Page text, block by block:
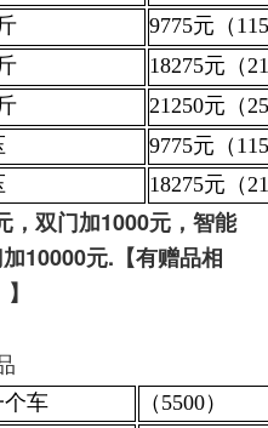
9775元（
18275元（
21250元（
9775元（
18275元（
，双门加1000元，智能
10000元.【有赠品相
个车
（5500）